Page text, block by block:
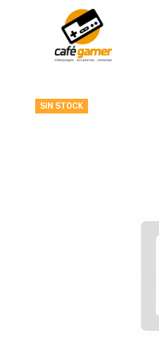
SIN STOCK